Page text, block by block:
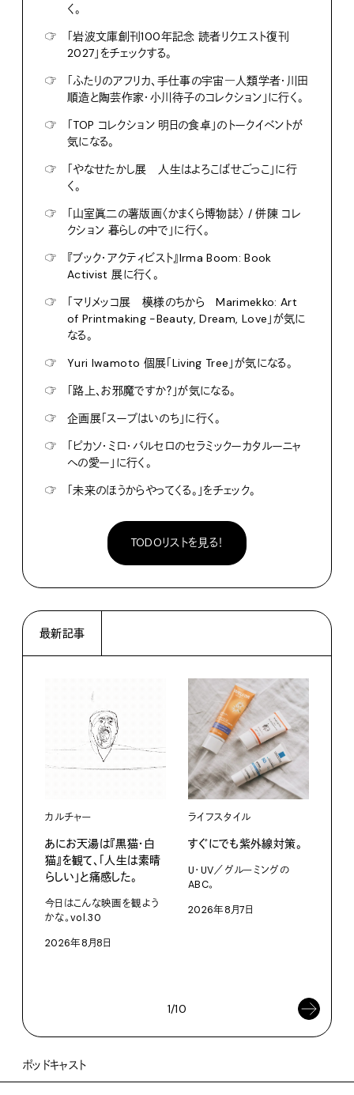
く。
☞
「岩波文庫創刊100年記念 読者リクエスト復刊
2027」をチェックする。
☞
「ふたりのアフリカ、手仕事の宇宙―人類学者・川田
順造と陶芸作家・小川待子のコレクション」に行く。
☞
「TOP コレクション 明日の食卓」のトークイベントが
気になる。
☞
「やなせたかし展 人生はよろこばせごっこ」に行
く。
☞
「山室眞二の薯版画〈かまくら博物誌〉 / 併陳 コレ
クション 暮らしの中で」に行く。
☞
『ブック・アクティビスト』Irma Boom: Book
Activist 展に行く。
☞
「マリメッコ展 模様のちから Marimekko: Art
of Printmaking -Beauty, Dream, Love」が気に
なる。
☞
Yuri Iwamoto 個展「Living Tree」が気になる。
☞
「路上、お邪魔ですか？」が気になる。
☞
企画展「スープはいのち」に行く。
☞
「ピカソ・ミロ・バルセロのセラミックーカタルーニャ
への愛ー」に行く。
☞
「未来のほうからやってくる。」をチェック。
TODOリストを見る！
最新記事
カルチャー
あにお天湯は『黒猫・白
猫』を観て、「人生は素晴
らしい」と痛感した。
今日はこんな映画を観よう
かな。vol.30
2026年8月8日
ライフスタイル
すぐにでも紫外線対策。
U・UV／グルーミングの
ABC。
2026年8月7日
1/10
ポッドキャスト